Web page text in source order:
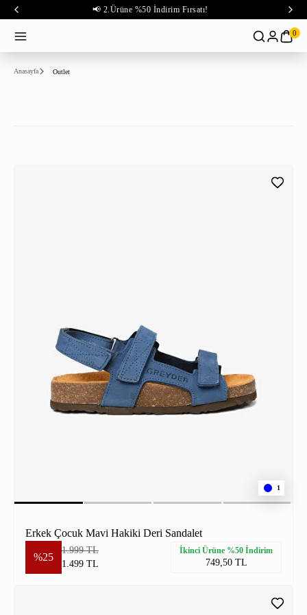
📢 2.Ürüne %50 İndirim Fırsatı!
0
Anasayfa Outlet
1
Erkek Çocuk Mavi Hakiki Deri Sandalet
%25
1.999 TL
1.499 TL
İkinci Ürüne %50 İndirim
749,50 TL